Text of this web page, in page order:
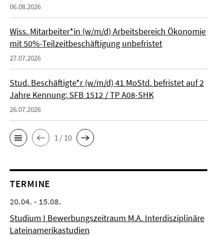
06.08.2026
Wiss. Mitarbeiter*in (w/m/d) Arbeitsbereich Ökonomie
mit 50%-Teilzeitbeschäftigung unbefristet
27.07.2026
Stud. Beschäftigte*r (w/m/d) 41 MoStd. befristet auf 2
Jahre Kennung: SFB 1512 / TP A08-SHK
26.07.2026
1 / 10
TERMINE
20.04. - 15.08.
Studium I Bewerbungszeitraum M.A. Interdisziplinäre
Lateinamerikastudien